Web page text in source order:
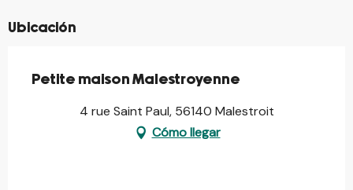
Ubicación
Petite maison Malestroyenne
4 rue Saint Paul, 56140 Malestroit
Cómo llegar